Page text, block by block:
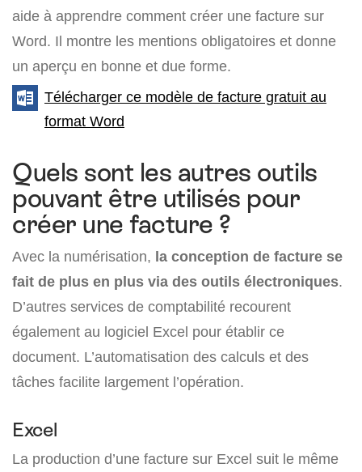
aide à apprendre comment créer une facture sur
Word. Il montre les mentions obligatoires et donne
un aperçu en bonne et due forme.
Télécharger ce modèle de facture gratuit au
format Word
Quels sont les autres outils
pouvant être utilisés pour
créer une facture ?
Avec la numérisation, la conception de facture se
fait de plus en plus via des outils électroniques.
D’autres services de comptabilité recourent
également au logiciel Excel pour établir ce
document. L’automatisation des calculs et des
tâches facilite largement l’opération.
Excel
La production d’une facture sur Excel suit le même